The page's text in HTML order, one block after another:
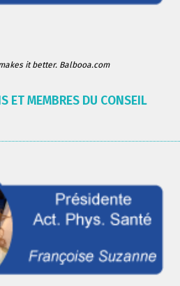
it better. Balbooa.com
ET MEMBRES DU CONSEIL